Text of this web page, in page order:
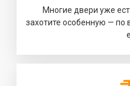
Многие двери уже
захотите особенную — по